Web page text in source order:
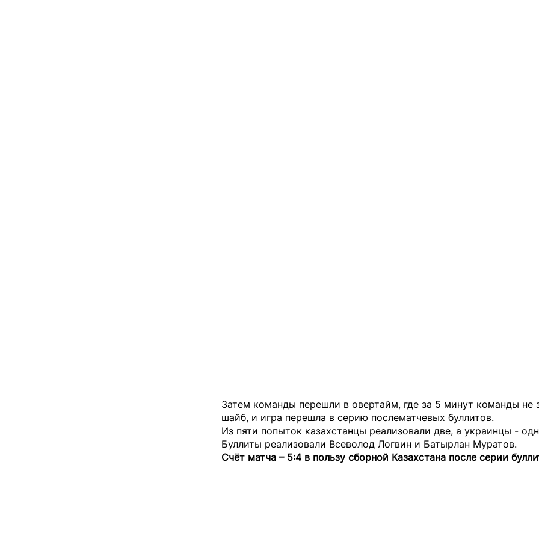
Затем команды перешли в овертайм, где за 5 минут команды не
шайб, и игра перешла в серию послематчевых буллитов.
Из пяти попыток казахстанцы реализовали две, а украинцы -
Буллиты реализовали Всеволод Логвин и Батырлан Муратов.
Счёт матча – 5:4 в пользу сборной Казахстана после серии